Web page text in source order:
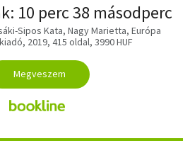
10 perc 38 másodperc
Sipos Kata, Nagy Marietta, Európa
2019, 415 oldal, 3990 HUF